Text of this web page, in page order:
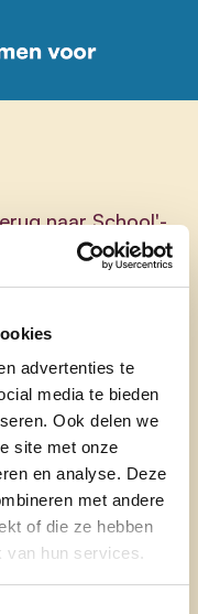
advertenties te
media te bieden
Ook delen we
site met onze
en analyse. Deze
met andere
of die ze hebben
van hun services.
naar School'-